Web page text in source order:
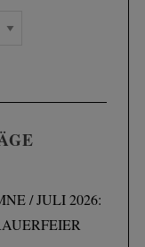
/ JULI 2026: